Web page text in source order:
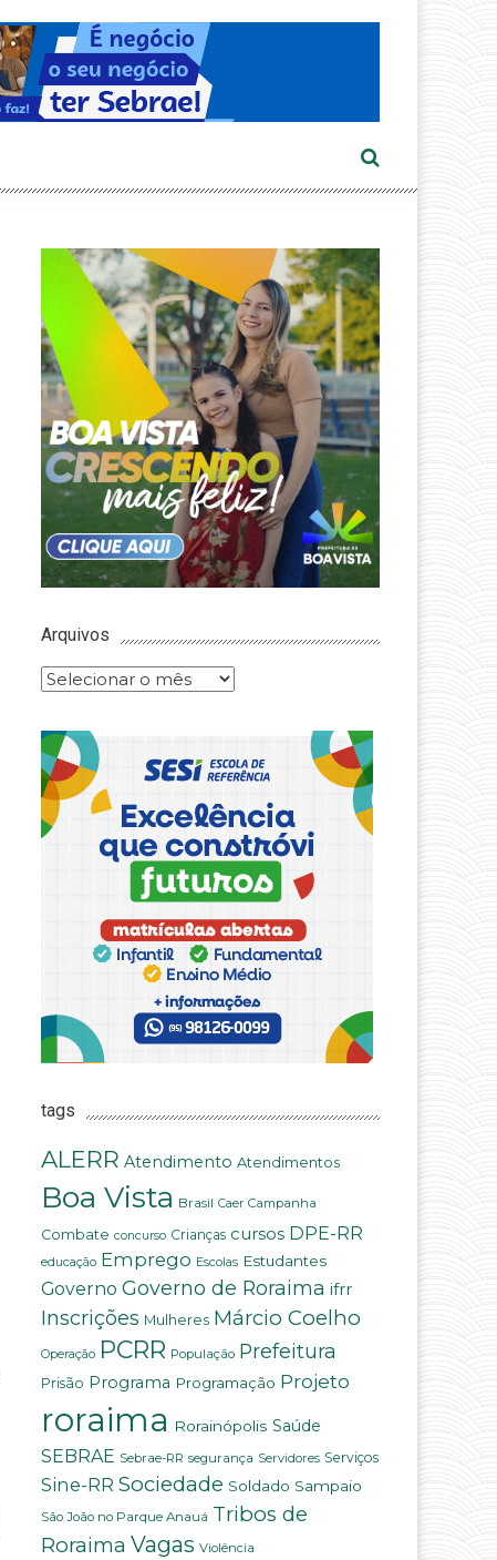
Arquivos
Arquivos
tags
ALERR Atendimento Atendimentos
Boa Vista Brasil Caer Campanha
Combate concurso Crianças cursos DPE-RR
educação Emprego Escolas Estudantes
Governo Governo de Roraima ifrr
Inscrições Mulheres Márcio Coelho
Operação PCRR População Prefeitura
Prisão Programa Programação Projeto
roraima Rorainópolis Saúde
SEBRAE Sebrae-RR segurança Servidores Serviços
Sine-RR Sociedade Soldado Sampaio
São João no Parque Anauá Tribos de
Roraima Vagas Violência